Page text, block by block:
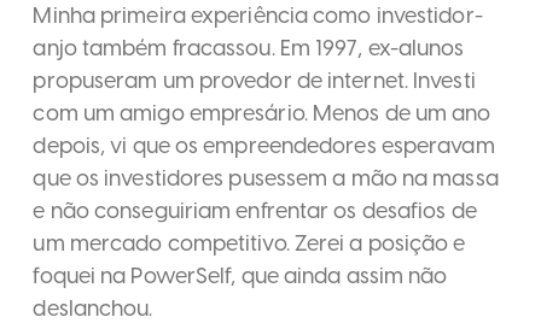
Minha primeira experiência como investidor-
anjo também fracassou. Em 1997, ex-alunos
propuseram um provedor de internet. Investi
com um amigo empresário. Menos de um ano
depois, vi que os empreendedores esperavam
que os investidores pusessem a mão na massa
e não conseguiriam enfrentar os desafios de
um mercado competitivo. Zerei a posição e
foquei na PowerSelf, que ainda assim não
deslanchou.